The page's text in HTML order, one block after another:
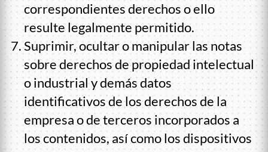
correspondientes derechos o ello
resulte legalmente permitido.
Suprimir, ocultar o manipular las notas
sobre derechos de propiedad intelectual
o industrial y demás datos
identificativos de los derechos de la
empresa o de terceros incorporados a
los contenidos, así como los dispositivos